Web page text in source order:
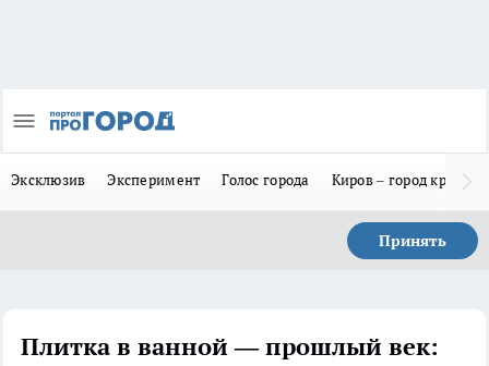
Эксклюзив Эксперимент Голос города Киров – город
Принять
Плитка в ванной — прошлый век: